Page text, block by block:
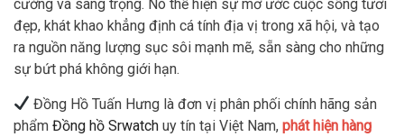
cường và sang trọng. Nó thể hiện sự mơ ước cuộc sống tươi
đẹp, khát khao khẳng định cá tính địa vị trong xã hội, và tạo
ra nguồn năng lượng sục sôi mạnh mẽ, sẵn sàng cho những
sự bứt phá không giới hạn.
Đồng Hồ Tuấn Hưng là đơn vị phân phối chính hãng sản
phẩm Đồng hồ Srwatch uy tín tại Việt Nam, phát hiện hàng